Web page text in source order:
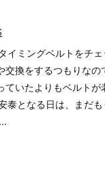
イミングベルトをチ
交換をするつもりなの
ていたよりもベルトが
泰となる日は、まだ